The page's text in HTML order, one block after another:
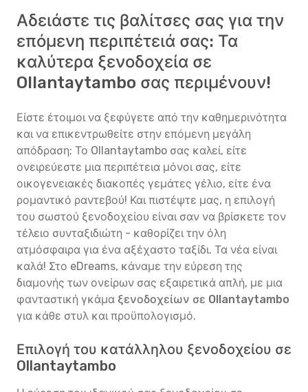
Αδειάστε τις βαλίτσες σας για την
επόμενη περιπέτειά σας: Τα
καλύτερα ξενοδοχεία σε
Ollantaytambo σας περιμένουν!
Είστε έτοιμοι να ξεφύγετε από την καθημερινότητα
και να επικεντρωθείτε στην επόμενη μεγάλη
απόδραση; Το Ollantaytambo σας καλεί, είτε
ονειρεύεστε μια περιπέτεια μόνοι σας, είτε
οικογενειακές διακοπές γεμάτες γέλιο, είτε ένα
ρομαντικό ραντεβού! Και πιστέψτε μας, η επιλογή
του σωστού ξενοδοχείου είναι σαν να βρίσκετε τον
τέλειο συνταξιδιώτη - καθορίζει την όλη
ατμόσφαιρα για ένα αξέχαστο ταξίδι. Τα νέα είναι
καλά! Στο eDreams, κάναμε την εύρεση της
διαμονής των ονείρων σας εξαιρετικά απλή, με μια
φανταστική γκάμα ξενοδοχείων σε Ollantaytambo
για κάθε στυλ και προϋπολογισμό.
Επιλογή του κατάλληλου ξενοδοχείου σε
Ollantaytambo